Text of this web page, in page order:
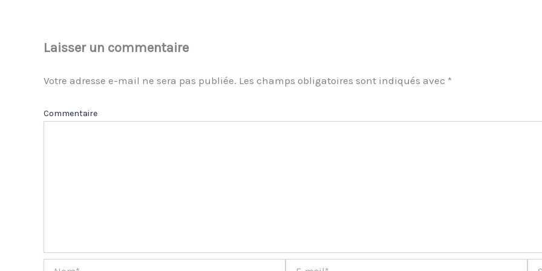
Laisser un commentaire
Votre adresse e-mail ne sera pas publiée. Les champs obligatoires sont indiqués avec *